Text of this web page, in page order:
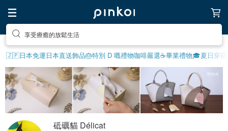
享受療癒的放鬆生活
去尋找靈感吧
🇯🇵日本免運日本直送飾品🎂特別 D 嘅禮物咖啡嚴選☕️畢業禮物🎓夏日穿
砥礪貓 Délicat